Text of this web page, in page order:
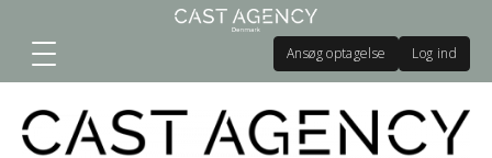
Ansøg optagelse Log ind